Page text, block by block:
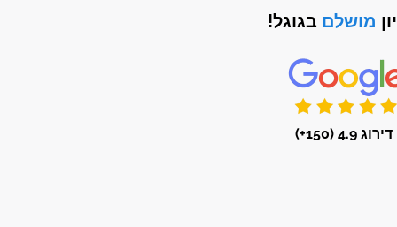
מושלם בגוגל!
דירוג 4.9 (150+)